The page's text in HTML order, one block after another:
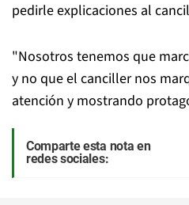
pedirle explicaciones al
"Nosotros tenemos que
y no que el canciller nos
atención y mostrando
Comparte esta nota en
redes sociales: